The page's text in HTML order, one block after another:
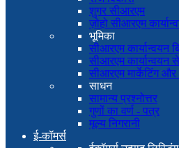
शुगर सीआरएम
ज़ोहो सीआरएम
भूमिका
सीआरएम कार्यान्वयन
सीआरएम कार्यान्वयन
सीआरएम मार्केटिंग और
साधन
सामान्य प्रश्नोत्तर
गुणों का वर्ण - पत्र
मूल्य निगरानी
ई-कॉमर्स